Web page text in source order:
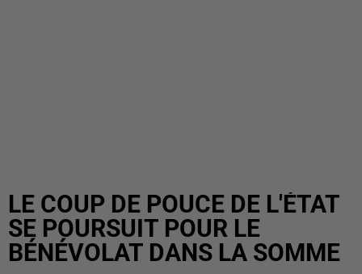
LE COUP DE POUCE DE L'ÉTAT
SE POURSUIT POUR LE
BÉNÉVOLAT DANS LA SOMME